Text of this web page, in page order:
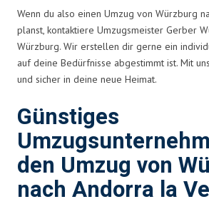
Wenn du also einen Umzug von Würzburg
planst, kontaktiere Umzugsmeister Gerber
Würzburg. Wir erstellen dir gerne ein
auf deine Bedürfnisse abgestimmt ist. Mit
und sicher in deine neue Heimat.
Günstiges
den Umzug von
nach Andorra la